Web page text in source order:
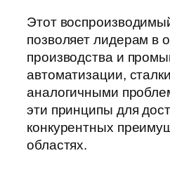
Этот
позволяет лидерам в
производства и
автоматизации,
аналогичными
эти принципы для
конкурентных
областях.